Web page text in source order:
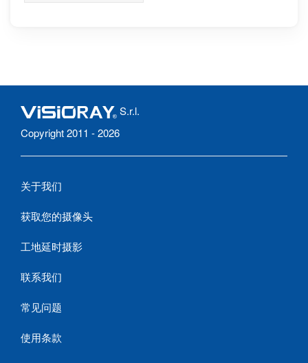
S.r.l.
Copyright 2011 - 2026
关于我们
获取您的摄像头
工地延时摄影
联系我们
常见问题
使用条款